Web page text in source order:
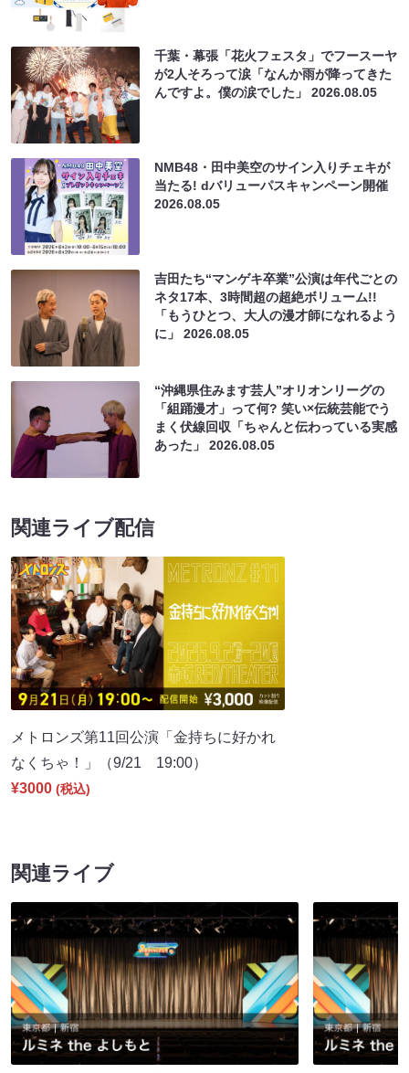
千葉・幕張「花火フェスタ」でフースーヤ
が2人そろって涙「なんか雨が降ってきた
んですよ。僕の涙でした」2026.08.05
NMB48・田中美空のサイン入りチェキが
当たる! dバリューパスキャンペーン開催
2026.08.05
吉田たち“マンゲキ卒業”公演は年代ごとの
ネタ17本、3時間超の超絶ボリューム!!
「もうひとつ、大人の漫才師になれるよう
に」2026.08.05
“沖縄県住みます芸人”オリオンリーグの
「組踊漫才」って何? 笑い×伝統芸能でう
まく伏線回収「ちゃんと伝わっている実感
あった」2026.08.05
関連ライブ配信
メトロンズ第11回公演「金持ちに好かれ
なくちゃ！」（9/21 19:00）
¥3000 (税込)
関連ライブ